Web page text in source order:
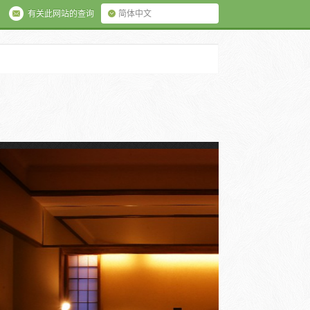
简体中文
有关此网站的查询